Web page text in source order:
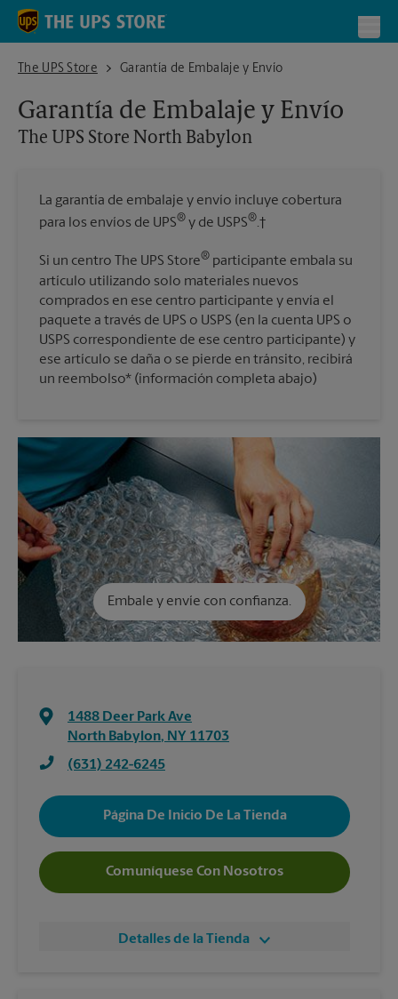
Skip to content
Return to Nav
The UPS Store
The UPS Store North BabylonGarantía de Embalaje y Envío
Garantía de Embalaje y Envío
The UPS Store North Babylon
La garantía de embalaje y envío incluye cobertura
para los envíos de UPS® y de USPS®.†
Si un centro The UPS Store® participante embala su
artículo utilizando solo materiales nuevos
comprados en ese centro participante y envía el
paquete a través de UPS o USPS (en la cuenta UPS o
USPS correspondiente de ese centro participante) y
ese artículo se daña o se pierde en tránsito, recibirá
un reembolso* (información completa abajo)
Embale y envíe con confianza.
1488 Deer Park Ave
North Babylon, NY 11703
(631) 242-6245
Página De Inicio De La Tienda
Comuníquese Con Nosotros
Detalles de la Tienda